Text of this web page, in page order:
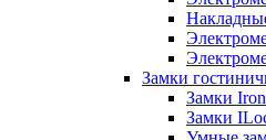
Замки
Замки
Замки